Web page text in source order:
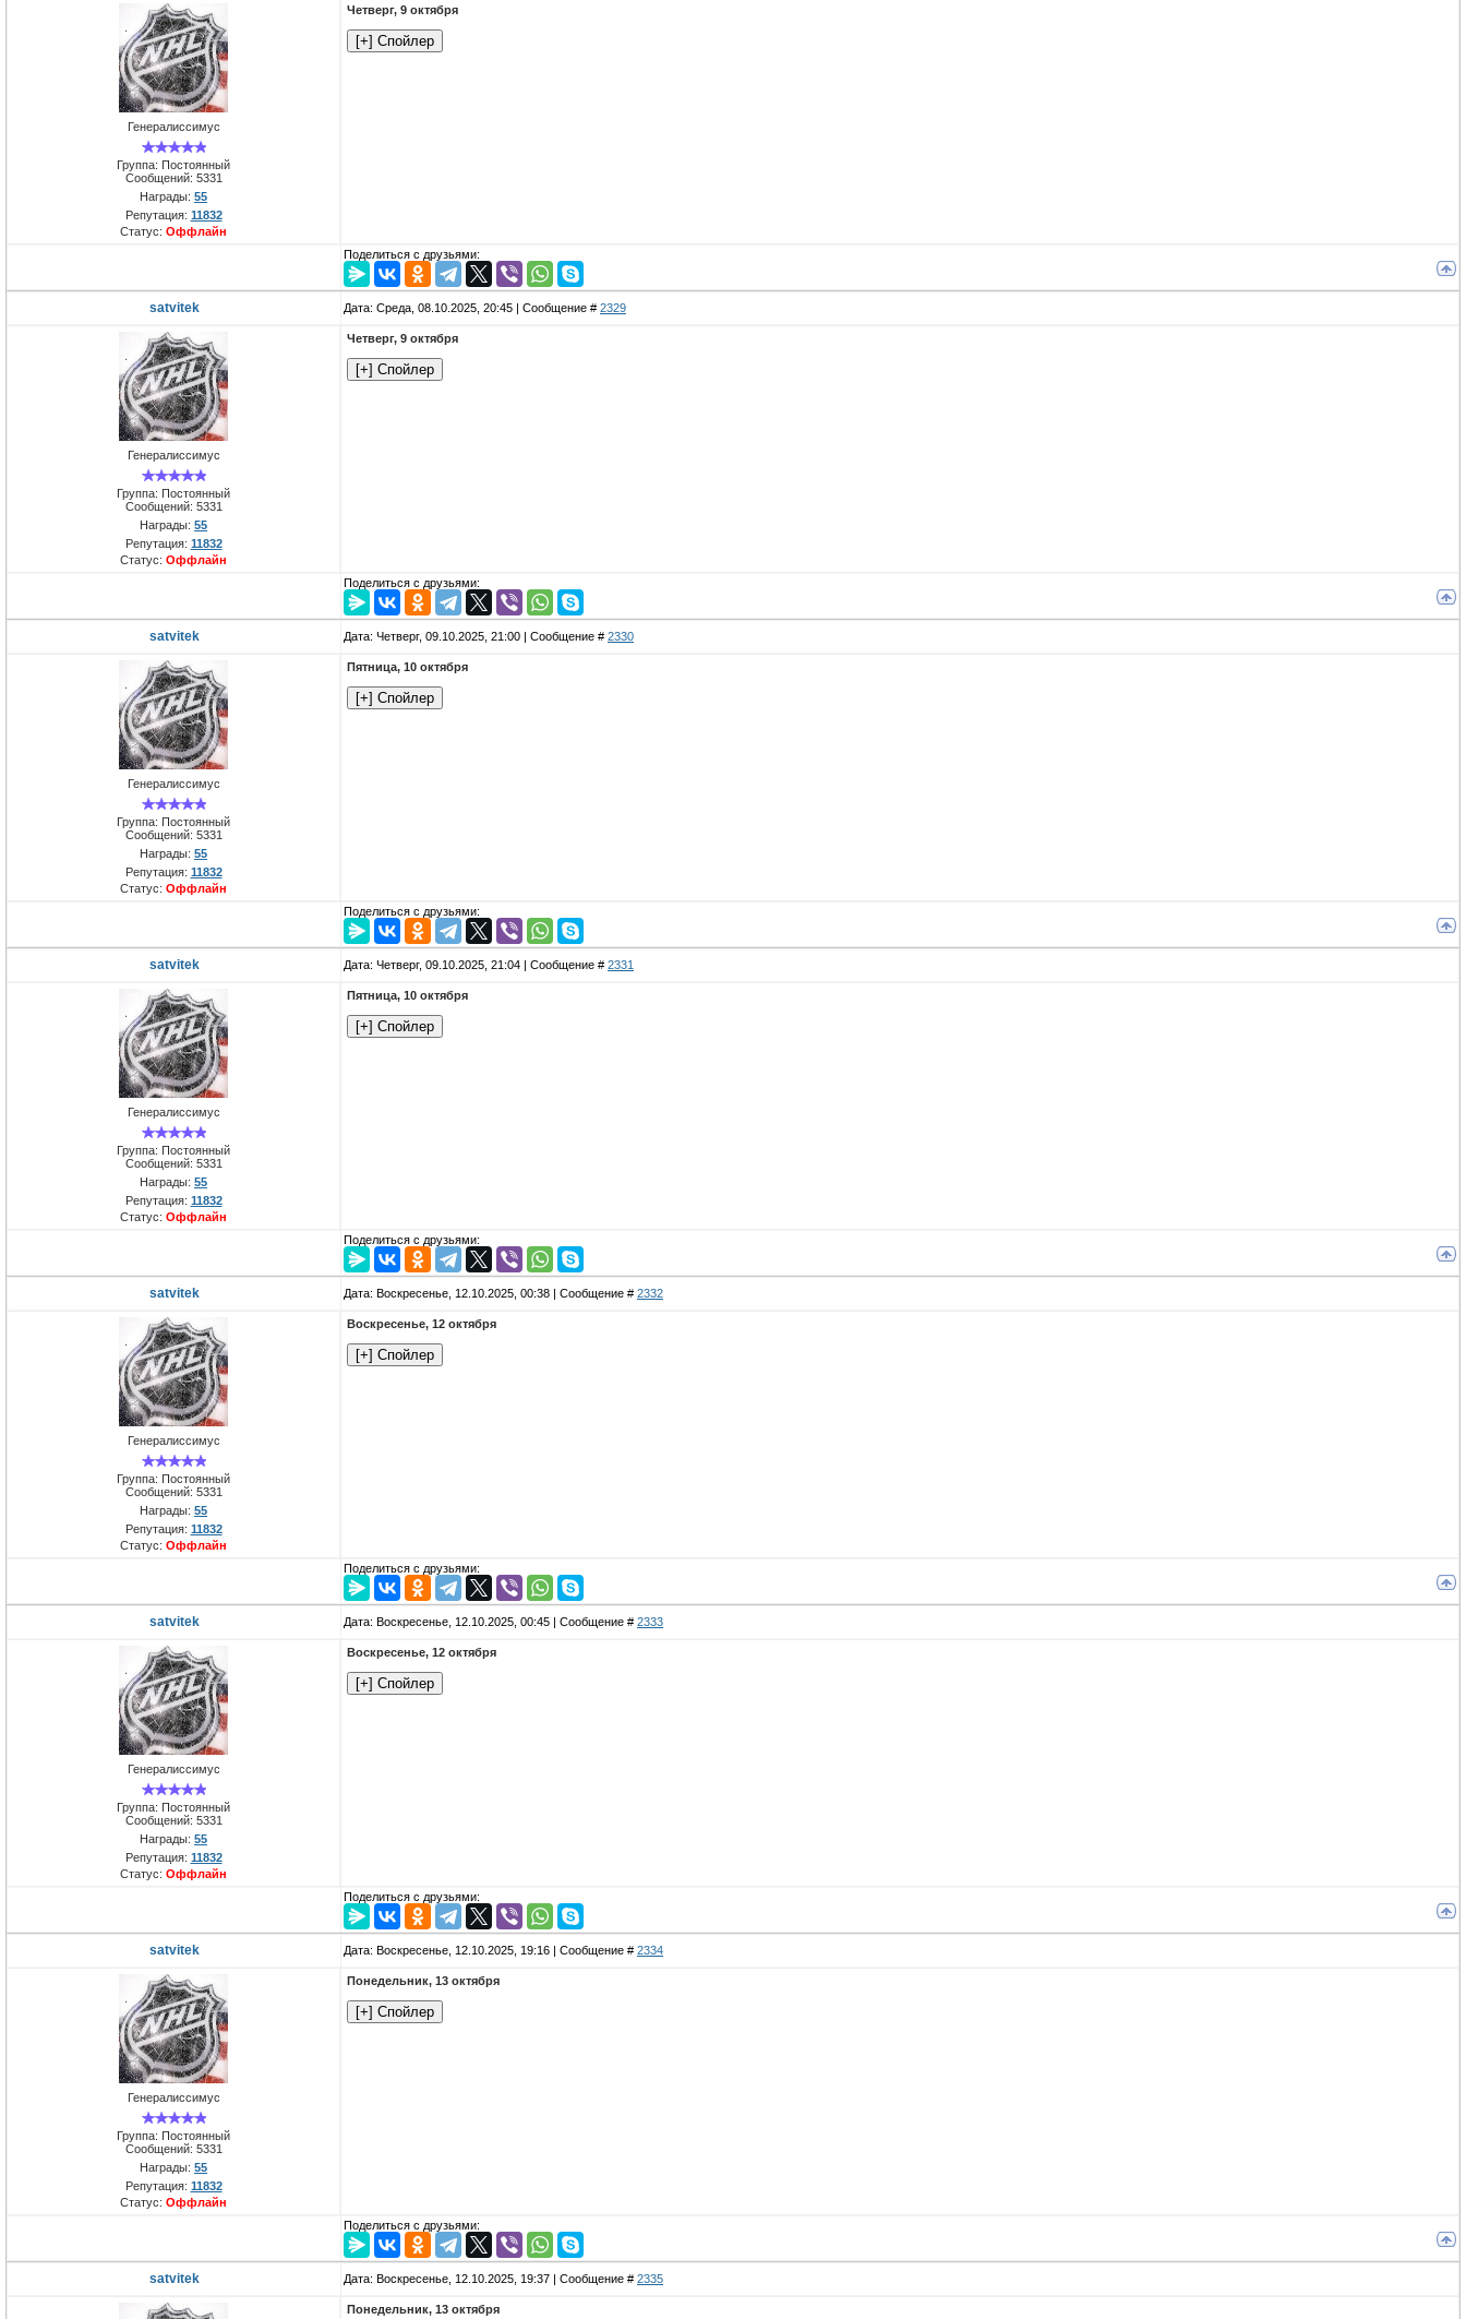
Генералиссимус
Группа: Постоянный
Сообщений: 5331
Награды: 55
Репутация: 11832
Статус: Оффлайн
Четверг, 9 октября
Поделиться с друзьями:
satvitek Дата: Среда, 08.10.2025, 20:45 | Сообщение # 2329
Генералиссимус
Группа: Постоянный
Сообщений: 5331
Награды: 55
Репутация: 11832
Статус: Оффлайн
Четверг, 9 октября
Поделиться с друзьями:
satvitek Дата: Четверг, 09.10.2025, 21:00 | Сообщение # 2330
Генералиссимус
Группа: Постоянный
Сообщений: 5331
Награды: 55
Репутация: 11832
Статус: Оффлайн
Пятница, 10 октября
Поделиться с друзьями:
satvitek Дата: Четверг, 09.10.2025, 21:04 | Сообщение # 2331
Генералиссимус
Группа: Постоянный
Сообщений: 5331
Награды: 55
Репутация: 11832
Статус: Оффлайн
Пятница, 10 октября
Поделиться с друзьями:
satvitek Дата: Воскресенье, 12.10.2025, 00:38 | Сообщение # 2332
Генералиссимус
Группа: Постоянный
Сообщений: 5331
Награды: 55
Репутация: 11832
Статус: Оффлайн
Воскресенье, 12 октября
Поделиться с друзьями:
satvitek Дата: Воскресенье, 12.10.2025, 00:45 | Сообщение # 2333
Генералиссимус
Группа: Постоянный
Сообщений: 5331
Награды: 55
Репутация: 11832
Статус: Оффлайн
Воскресенье, 12 октября
Поделиться с друзьями:
satvitek Дата: Воскресенье, 12.10.2025, 19:16 | Сообщение # 2334
Генералиссимус
Группа: Постоянный
Сообщений: 5331
Награды: 55
Репутация: 11832
Статус: Оффлайн
Понедельник, 13 октября
Поделиться с друзьями:
satvitek Дата: Воскресенье, 12.10.2025, 19:37 | Сообщение # 2335
Понедельник, 13 октября